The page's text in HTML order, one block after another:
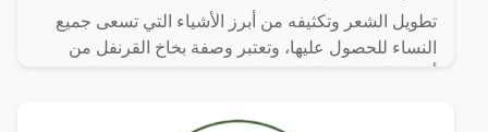
تطويل الشعر وتكثيفه من أبرز الأشياء التي تسعى جميع
النساء للحصول عليها، وتعتبر وصفة بخاخ القرنفل من